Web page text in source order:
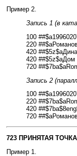
Пример 2.
Запись 1 (в
100
220
420
420
720
Запись 2
100
220
420
720
723 ПРИНЯТАЯ
Пример 1.